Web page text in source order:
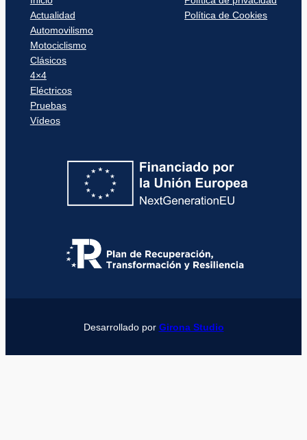
Actualidad
Automovilismo
Motociclismo
Clásicos
4×4
Eléctricos
Pruebas
Vídeos
Política de Cookies
Desarrollado por Girona Studio